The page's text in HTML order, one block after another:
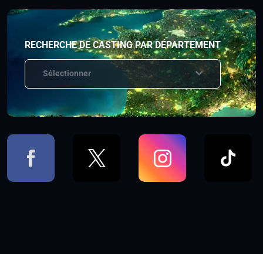
RECHERCHE DE CASTING PAR DÉPARTEMENT
Sélectionner